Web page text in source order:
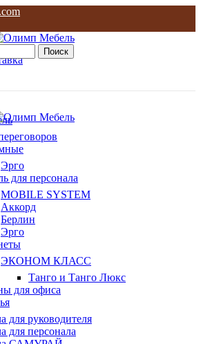
906-36-77
Поиск
Эрго
для персонала
MOBILE SYSTEM
Аккорд
Берлин
Эрго
ЭКОНОМ КЛАСС
Танго и Танго Люкс
для офиса
для руководителя
для персонала